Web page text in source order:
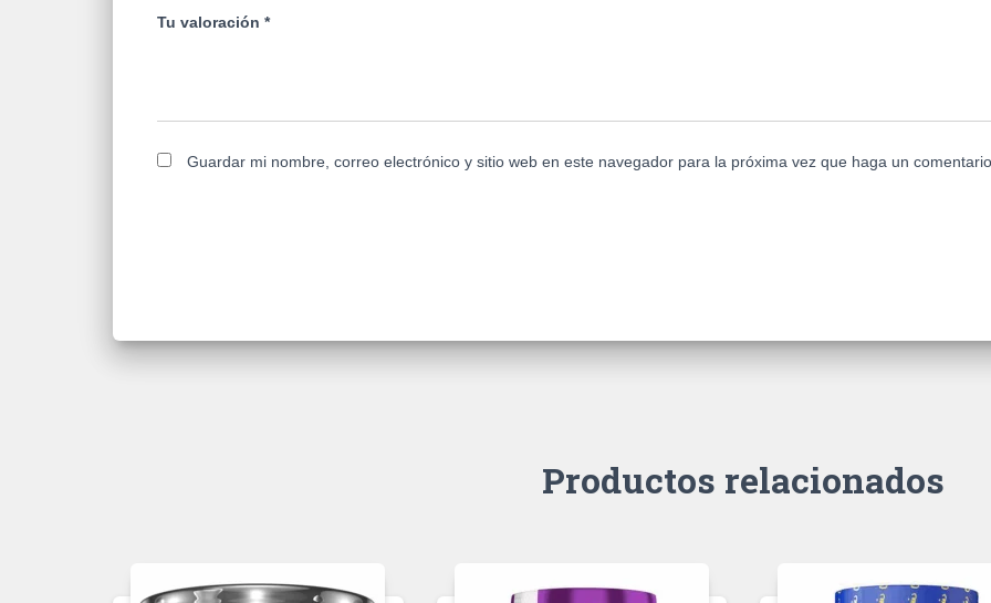
Tu valoración *
Guardar mi nombre, correo electrónico y sitio web en este navegador para la próxima vez que haga un
Productos relacionados